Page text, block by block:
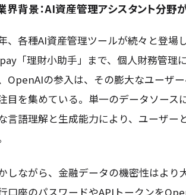
界背景：AI資産管理アシスタント分野
、各種AI資産管理ツールが続々と登
「理財小助手」まで、個人財務管理
OpenAIの参入は、その膨大なユーザ
目を集めている。単一のデータソー
言語理解と生成能力により、ユーザー
しながら、金融データの機密性はよ
口座のパスワードやAPIトークンを